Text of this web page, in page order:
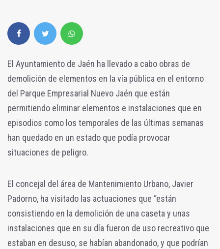
El Ayuntamiento de Jaén ha llevado a cabo obras de
demolición de elementos en la vía pública en el entorno
del Parque Empresarial Nuevo Jaén que están
permitiendo eliminar elementos e instalaciones que en
episodios como los temporales de las últimas semanas
han quedado en un estado que podía provocar
situaciones de peligro.
El concejal del área de Mantenimiento Urbano, Javier
Padorno, ha visitado las actuaciones que “están
consistiendo en la demolición de una caseta y unas
instalaciones que en su día fueron de uso recreativo que
estaban en desuso, se habían abandonado, y que podrían